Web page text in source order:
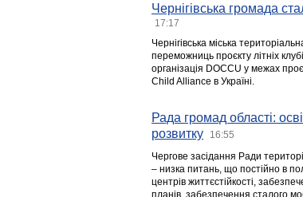
Чернігівська громада
17:17
Чернігівська міська
переможниць проєкту літніх
організація DOCCU у межах
Child Alliance в Україні.
Рада громад області:
розвитку
16:55
Чергове засідання Ради
– низка питань, що постійно в
центрів життєстійкості,
планів, забезпечення сталого